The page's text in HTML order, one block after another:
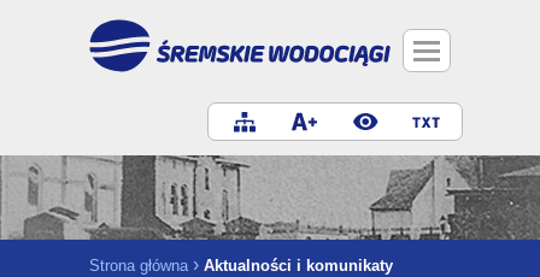
Strona główna › Aktualności i komunikaty